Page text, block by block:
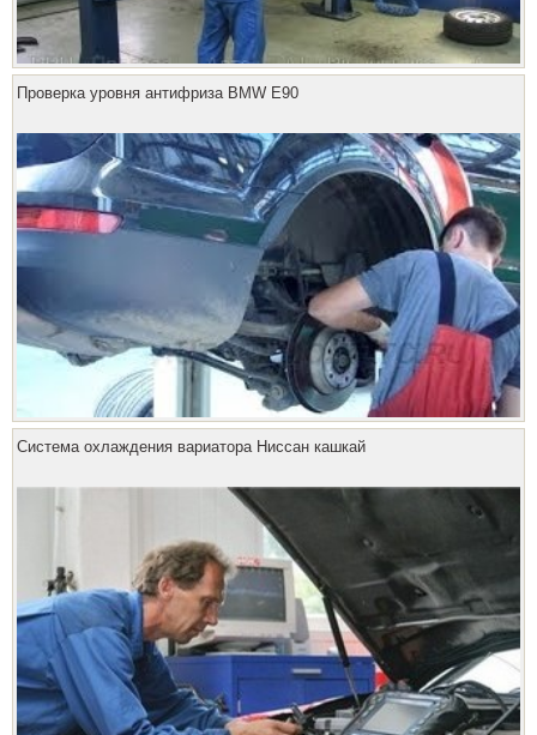
Проверка уровня антифриза BMW E90
Система охлаждения вариатора Ниссан кашкай